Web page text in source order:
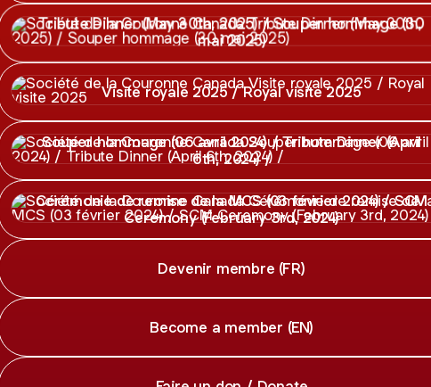
Tribute Dinner (May 30th, 2025) / Souper hommage (30 mai
Tribute Dinner (May 30th, 2025) / Souper hommage (30
mai 2025)
Visite royale 2025 / Royal visite 2025
Visite royale 2025 / Royal visite 2025
Souper hommage (06 avril 2024) / Tribute Dinner (April 6th,
Souper hommage (06 avril 2024) / Tribute Dinner (April
6th, 2024) /
Cérémonie de remise de la MCS (03 février 2024) / SCM
Cérémonie de remise de la MCS (03 février 2024) / SCM
Ceremony (February 3rd, 2024)
Devenir membre (FR)
Become a member (EN)